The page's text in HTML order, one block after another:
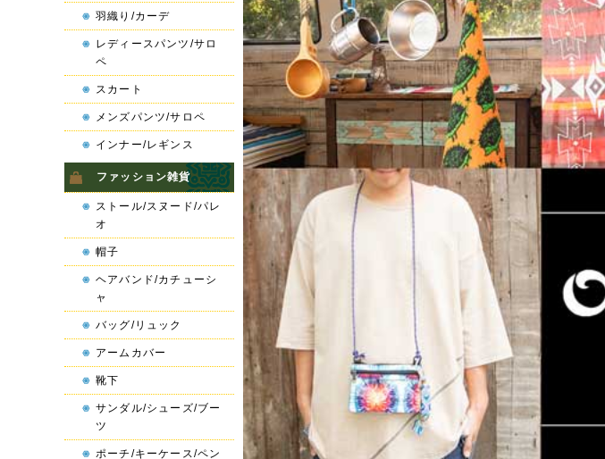
羽織り/カーデ
レディースパンツ/サロ
ペ
スカート
メンズパンツ/サロペ
インナー/レギンス
ファッション雑貨
ストール/スヌード/パレ
オ
帽子
ヘアバンド/カチューシ
ャ
バッグ/リュック
アームカバー
靴下
サンダル/シューズ/ブー
ツ
ポーチ/キーケース/ペン